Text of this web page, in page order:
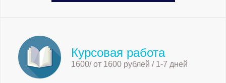
Курсовая работа
1600/ от 1600 рублей / 1-7 дней